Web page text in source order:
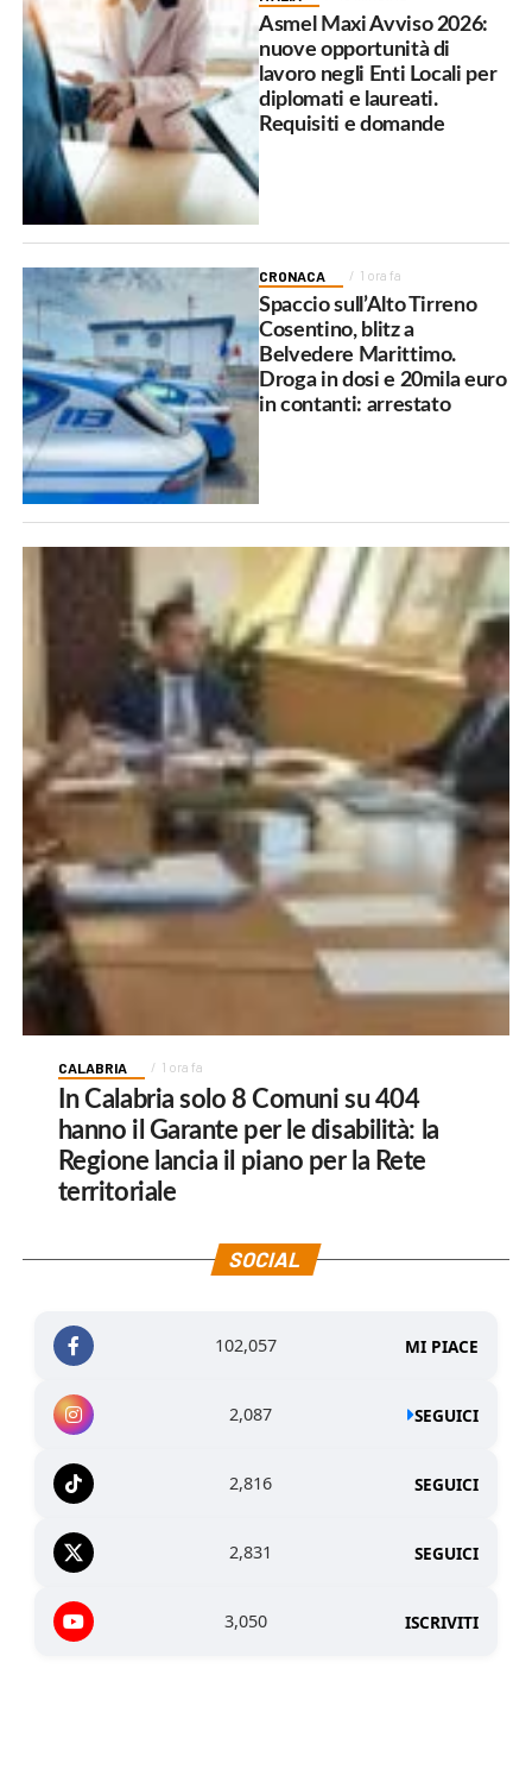
Asmel Maxi Avviso 2026:
nuove opportunità di
lavoro negli Enti Locali per
diplomati e laureati.
Requisiti e domande
CRONACA 1 ora fa
Spaccio sull’Alto Tirreno
Cosentino, blitz a
Belvedere Marittimo.
Droga in dosi e 20mila euro
in contanti: arrestato
CALABRIA 1 ora fa
In Calabria solo 8 Comuni su 404
hanno il Garante per le disabilità: la
Regione lancia il piano per la Rete
territoriale
SOCIAL
102,057 MI PIACE
2,087 SEGUICI
2,816 SEGUICI
2,831 SEGUICI
3,050 ISCRIVITI